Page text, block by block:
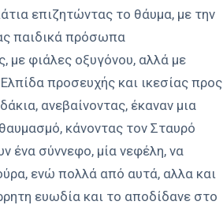
επιζητώντας το θάυμα, με την
παιδικά πρόσωπα
με φιάλες οξυγόνου, αλλά με
προσευχής και ικεσίας προς
ανεβαίνοντας, έκαναν μια
κάνοντας τον Σταυρό
ένα σύννεφο, μία νεφέλη, να
ενώ πολλά από αυτά, αλλα και
ευωδία και το αποδίδανε στο